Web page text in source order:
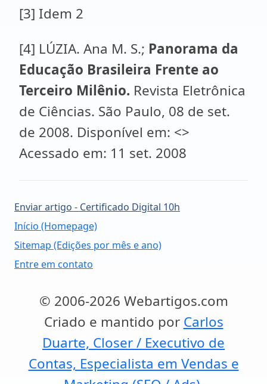
[3] Idem 2
[4] LÚZIA. Ana M. S.; Panorama da
Educação Brasileira Frente ao
Terceiro Milênio. Revista Eletrônica
de Ciências. São Paulo, 08 de set.
de 2008. Disponível em: <>
Acessado em: 11 set. 2008
Enviar artigo - Certificado Digital 10h
Início (Homepage)
Sitemap (Edições por mês e ano)
Entre em contato
© 2006-2026 Webartigos.com
Criado e mantido por Carlos
Duarte, Closer / Executivo de
Contas, Especialista em Vendas e